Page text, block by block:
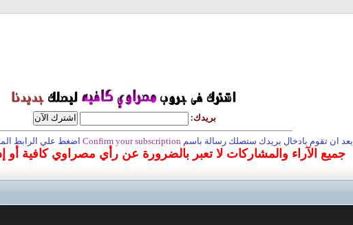
بريدك:
بعد ان تقوم بادخال بريدك ستصلك رسالة باسم Confirm your subscription اضغط علي الرابط
جميع الآراء والمشاركات لا تعبر بالضرورة عن رأي مصراوي كافية أو